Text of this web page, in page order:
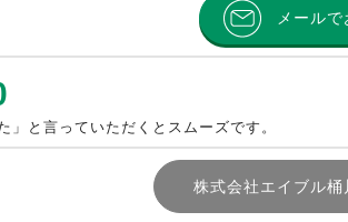
メールで
と言っていただくとスムーズです。
株式会社エイブル桶